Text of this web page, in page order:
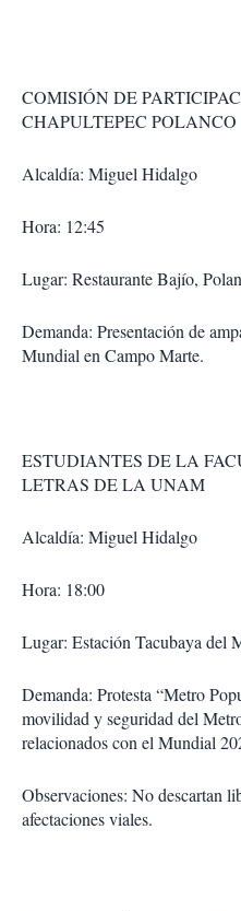
COMISIÓN DE
CHAPULTEPEC POLANCO
Alcaldía: Miguel Hidalgo
Hora: 12:45
Lugar: Restaurante Bajío,
Demanda: Presentación de
Mundial en Campo Marte.
ESTUDIANTES DE LA
LETRAS DE LA UNAM
Alcaldía: Miguel Hidalgo
Hora: 18:00
Lugar: Estación Tacubaya del
Demanda: Protesta “Metro
movilidad y seguridad del
relacionados con el Mundial
Observaciones: No descartan
afectaciones viales.